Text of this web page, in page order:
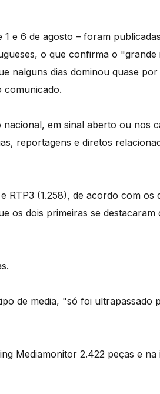
e 6 de agosto – foram
o que confirma o "grande
nalguns dias dominou quase
comunicado.
em sinal aberto ou nos
reportagens e diretos
RTP3 (1.258), de acordo com
os dois primeiras se destacaram
de media, "só foi ultrapassado
Mediamonitor 2.422 peças e na